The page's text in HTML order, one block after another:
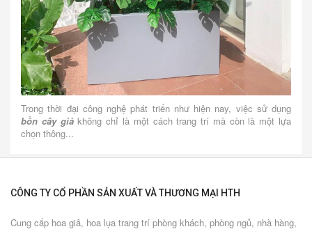
Trong thời đại công nghệ phát triển như hiện nay, việc sử dụng
bồn cây giảkhông chỉ là một cách trang trí mà còn là một lựa
chọn thông...
CÔNG TY CỔ PHẦN SẢN XUẤT VÀ THƯƠNG MẠI HTH
Cung cấp hoa giả, hoa lụa trang trí phòng khách, phòng ngủ, nhà hàng,